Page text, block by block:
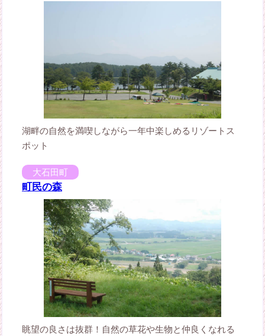
湖畔の自然を満喫しながら一年中楽しめるリゾートス
ポット
大石田町
町民の森
眺望の良さは抜群！自然の草花や生物と仲良くなれる